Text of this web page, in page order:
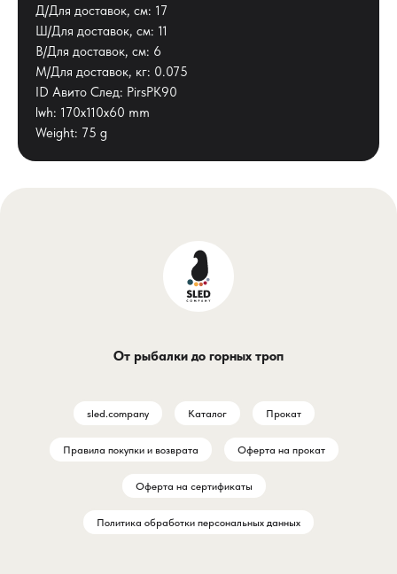
Д/Для доставок, см: 17
Ш/Для доставок, см: 11
В/Для доставок, см: 6
М/Для доставок, кг: 0.075
ID Авито След: PirsPK90
lwh: 170x110x60 mm
Weight: 75 g
От рыбалки до горных троп
sled.company Каталог Прокат
Правила покупки и возврата Оферта на прокат
Оферта на сертификаты
Политика обработки персональных данных